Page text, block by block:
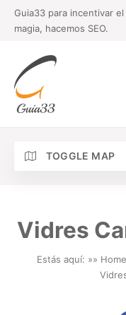
Guia33 para incentivar
magia, hacemos SEO.
TOGGLE MAP
Vidres
Estás aquí: »» Home